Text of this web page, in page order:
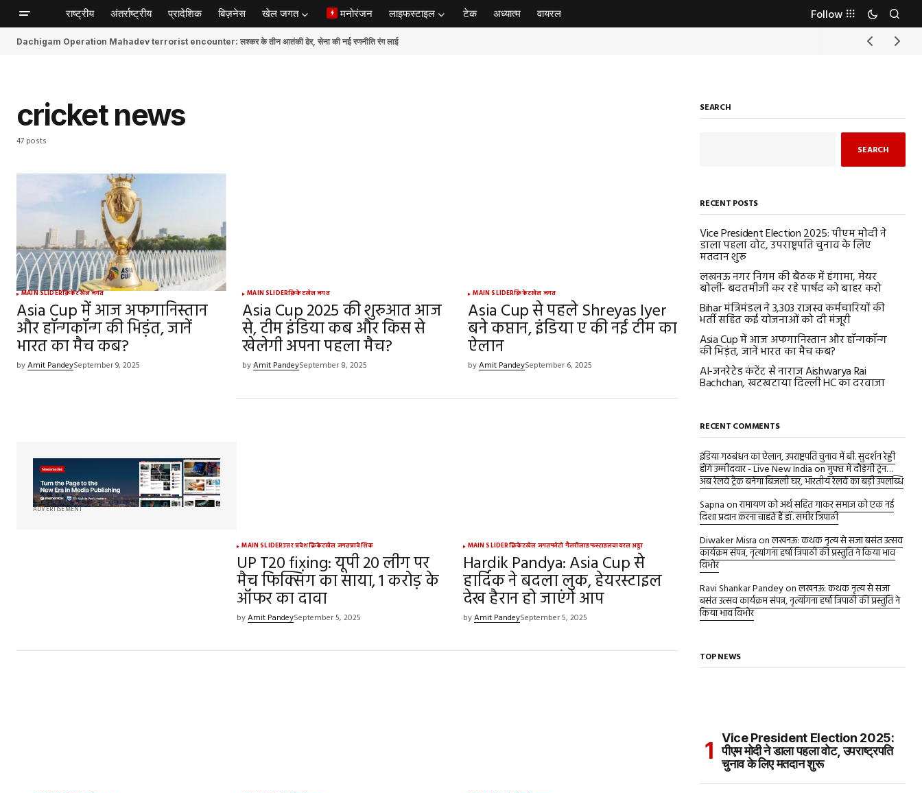
राष्ट्रीय अंतर्राष्ट्रीय प्रादेशिक बिज़नेस खेल जगत मनोरंजन लाइफस्टाइल टेक अध्यात्म वायरल Follow
Dachigam Operation Mahadev terrorist encounter: लश्कर के तीन आतंकी ढेर, सेना की नई रणनीति रंग लाई
cricket news
47 posts
MAIN SLIDERक्रिकेटखेल जगत
Asia Cup में आज अफगानिस्तान
और हॉन्गकॉन्ग की भिड़ंत, जानें
भारत का मैच कब?
byAmit PandeySeptember 9, 2025
MAIN SLIDERक्रिकेटखेल जगत
Asia Cup 2025 की शुरुआत आज
से, टीम इंडिया कब और किस से
खेलेगी अपना पहला मैच?
byAmit PandeySeptember 8, 2025
MAIN SLIDERक्रिकेटखेल जगत
Asia Cup से पहले Shreyas Iyer
बने कप्तान, इंडिया ए की नई टीम का
ऐलान
byAmit PandeySeptember 6, 2025
ADVERTISEMENT
MAIN SLIDERउत्तर प्रदेशक्रिकेटखेल जगतप्रादेशिक
UP T20 fixing: यूपी 20 लीग पर
मैच फिक्सिंग का साया, 1 करोड़ के
ऑफर का दावा
byAmit PandeySeptember 5, 2025
MAIN SLIDERक्रिकेटखेल जगतफोटो गैलरीलाइफस्टाइलवायरल अड्डा
Hardik Pandya: Asia Cup से
हार्दिक ने बदला लुक, हेयरस्टाइल
देख हैरान हो जाएंगे आप
byAmit PandeySeptember 5, 2025
SEARCH
SEARCH
RECENT POSTS
Vice President Election 2025: पीएम मोदी ने
डाला पहला वोट, उपराष्ट्रपति चुनाव के लिए
मतदान शुरू
लखनऊ नगर निगम की बैठक में हंगामा, मेयर
बोलीं- बदतमीजी कर रहे पार्षद को बाहर करो
Bihar मंत्रिमंडल ने 3,303 राजस्व कर्मचारियों की
भर्ती सहित कई योजनाओं को दी मंजूरी
Asia Cup में आज अफगानिस्तान और हॉन्गकॉन्ग
की भिड़ंत, जानें भारत का मैच कब?
AI-जनरेटेड कंटेंट से नाराज Aishwarya Rai
Bachchan, खटखटाया दिल्ली HC का दरवाजा
RECENT COMMENTS
इंडिया गठबंधन का ऐलान, उपराष्ट्रपति चुनाव में बी. सुदर्शन रेड्डी
होंगे उम्मीदवार - Live New Indiaonमुफ्त में दौड़ेगी ट्रेन…
अब रेलवे ट्रैक बनेगा बिजली घर, भारतीय रेलवे का बड़ी उपलब्धि
Sapnaonरामायण को अर्थ सहित गाकर समाज को एक नई
दिशा प्रदान करना चाहते हैं डॉ. समीर त्रिपाठी
Diwaker Misraonलखनऊ: कथक नृत्य से सजा बसंत उत्सव
कार्यक्रम संपन्न, नृत्यांगना हर्षा त्रिपाठी की प्रस्तुति ने किया भाव
विभोर
Ravi Shankar Pandeyonलखनऊ: कथक नृत्य से सजा
बसंत उत्सव कार्यक्रम संपन्न, नृत्यांगना हर्षा त्रिपाठी की प्रस्तुति ने
किया भाव विभोर
TOP NEWS
Vice President Election 2025:
पीएम मोदी ने डाला पहला वोट, उपराष्ट्रपति
चुनाव के लिए मतदान शुरू